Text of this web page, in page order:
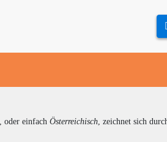
, oder einfach Österreichisch , zeichnet sich